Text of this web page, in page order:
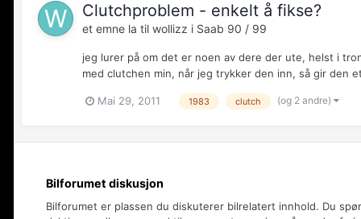
Clutchproblem - enkelt å fikse?
et emne la til wollizz i Saab 90 / 99
jeg lurer på om det er noen av dere der ute, helst i
med clutchen min, når jeg trykker den inn, så gir den
Mai 29, 2011 1983 clutch (og 2 andre)
Bilforumet diskusjon
Bilforumet er plassen du diskuterer bilrelatert innhold. Du